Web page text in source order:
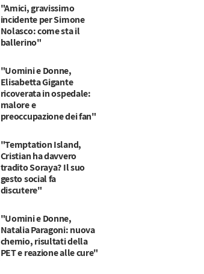
"Amici, gravissimo
incidente per Simone
Nolasco: come sta il
ballerino"
"Uomini e Donne,
Elisabetta Gigante
ricoverata in ospedale:
malore e
preoccupazione dei fan"
"Temptation Island,
Cristian ha davvero
tradito Soraya? Il suo
gesto social fa
discutere"
"Uomini e Donne,
Natalia Paragoni: nuova
chemio, risultati della
PET e reazione alle cure"